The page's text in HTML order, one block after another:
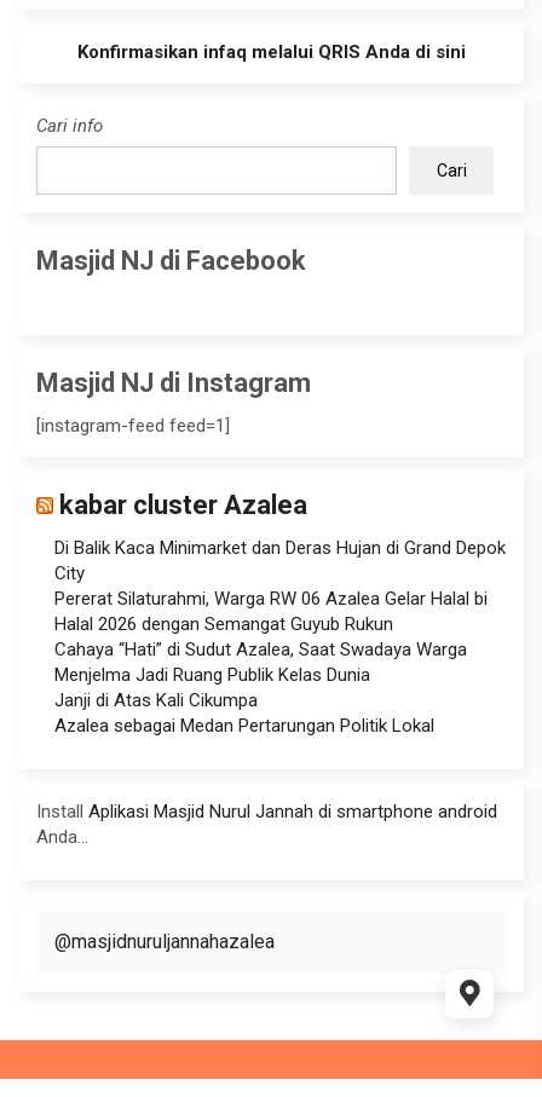
Konfirmasikan infaq melalui QRIS Anda di sini
Cari info
Cari
Masjid NJ di Facebook
Masjid NJ di Instagram
[instagram-feed feed=1]
kabar cluster Azalea
Di Balik Kaca Minimarket dan Deras Hujan di Grand Depok
City
Pererat Silaturahmi, Warga RW 06 Azalea Gelar Halal bi
Halal 2026 dengan Semangat Guyub Rukun
Cahaya “Hati” di Sudut Azalea, Saat Swadaya Warga
Menjelma Jadi Ruang Publik Kelas Dunia
Janji di Atas Kali Cikumpa
Azalea sebagai Medan Pertarungan Politik Lokal
Install Aplikasi Masjid Nurul Jannah di smartphone android
Anda...
@masjidnuruljannahazalea